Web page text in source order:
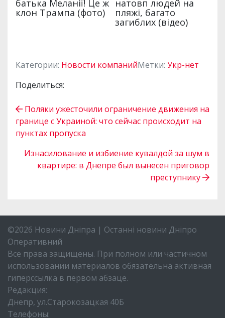
Категории: Новости компанийМетки: Укр-нет
Поделиться:
Поляки ужесточили ограничение движения на
границе с Украиной: что сейчас происходит на
пунктах пропуска
Изнасилование и избиение кувалдой за шум в
квартире: в Днепре был вынесен приговор
преступнику
©2026 Новини Дніпра | Останні новини Дніпро
Оперативний
Все права защищены. При полном или частичном
использовании материалов обязательна активная
гиперссылка в первом абзаце.
Редакция:
Днепр, ул.Старокозацкая 40Б
Телефоны: